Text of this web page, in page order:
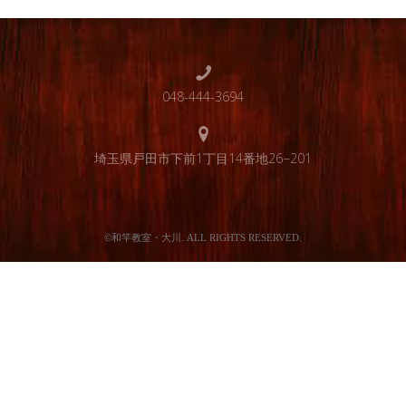
048-444-3694
埼玉県戸田市下前1丁目14番地26−201
©和竿教室・大川. ALL RIGHTS RESERVED.